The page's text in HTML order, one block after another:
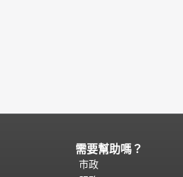
頁
面
需要幫助嗎？
市政